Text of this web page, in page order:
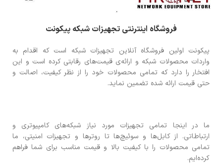
فروشگاه اینترنتی تجهیزات شبکه پیکونت
پیکونت اولین فروشگاه آنلاین تجهیزات شبکه است که اقدام به
واردات محصولات شبکه و ارائه‌ی قیمت‌های رقابتی کرده است و این
افتخار را دارد که تمامی محصولات خود را از نظر کیفیت، اصالت و
حتی قیمت ارائه شده تضمین نماید.
ما در اینجا تمامی تجهیزات مورد نیاز شبکه‌های کامپیوتری و
ارتباطاتی. از کابل‌ها و سوئیچ‌ها تا روترها و تجهیزات امنیتی، ما
تمامی محصولات را با کیفیت بالا و قیمت مناسب برای شما فراهم
کرده‌ایم.